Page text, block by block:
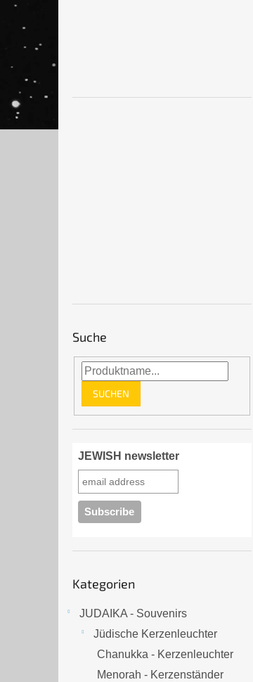
Suche
SUCHEN
JEWISH newsletter
überspringen
Kategorien
JUDAIKA - Souvenirs
Jüdische Kerzenleuchter
Chanukka - Kerzenleuchter
Menorah - Kerzenständer